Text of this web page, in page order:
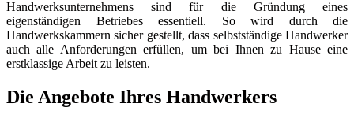
Handwerksunternehmens sind für die Gründung eines
eigenständigen Betriebes essentiell. So wird durch die
Handwerkskammern sicher gestellt, dass selbstständige Handwerker
auch alle Anforderungen erfüllen, um bei Ihnen zu Hause eine
erstklassige Arbeit zu leisten.
Die Angebote Ihres Handwerkers